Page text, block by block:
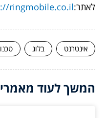
לאתר:ringmobile.co.il/
אינטרנט בלוג
המשך לעוד